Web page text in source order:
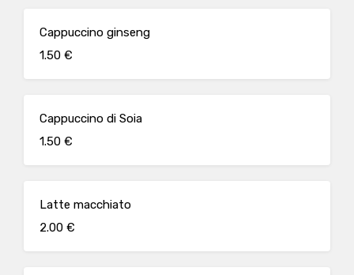
Cappuccino ginseng
1.50 €
Cappuccino di Soia
1.50 €
Latte macchiato
2.00 €